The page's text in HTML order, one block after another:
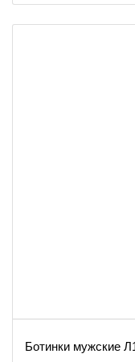
Ботинки мужские